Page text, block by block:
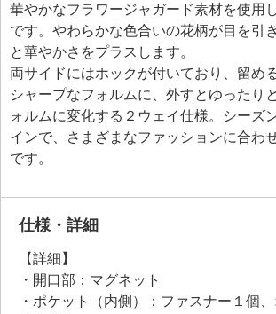
華やかなフラワージャガード素材を使用
です。やわらかな色合いの花柄が目を引
と華やかさをプラスします。
両サイドにはホックが付いており、留め
シャープなフォルムに、外すとゆったり
ォルムに変化する２ウェイ仕様。シーズ
インで、さまざまなファッションに合わ
です。
仕様・詳細
【詳細】
・開口部：マグネット
・ポケット（内側）：ファスナー１個